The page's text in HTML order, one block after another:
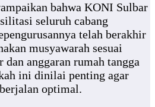
bahwa KONI Sulbar
seluruh cabang
telah berakhir
musyawarah sesuai
dan anggaran rumah tangga
ini dinilai penting agar
optimal.